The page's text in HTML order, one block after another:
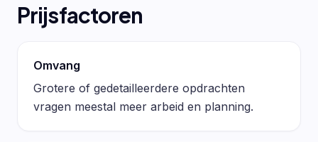
Prijsfactoren
Omvang
Grotere of gedetailleerdere opdrachten
vragen meestal meer arbeid en planning.